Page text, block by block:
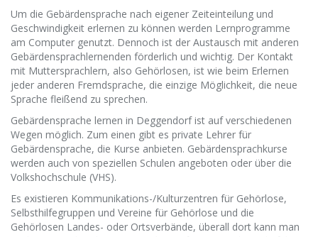
Um die Gebärdensprache nach eigener Zeiteinteilung und
Geschwindigkeit erlernen zu können werden Lernprogramme
am Computer genutzt. Dennoch ist der Austausch mit anderen
Gebärdensprachlernenden förderlich und wichtig. Der Kontakt
mit Muttersprachlern, also Gehörlosen, ist wie beim Erlernen
jeder anderen Fremdsprache, die einzige Möglichkeit, die neue
Sprache fleißend zu sprechen.
Gebärdensprache lernen in Deggendorf ist auf verschiedenen
Wegen möglich. Zum einen gibt es private Lehrer für
Gebärdensprache, die Kurse anbieten. Gebärdensprachkurse
werden auch von speziellen Schulen angeboten oder über die
Volkshochschule (VHS).
Es existieren Kommunikations-/Kulturzentren für Gehörlose,
Selbsthilfegruppen und Vereine für Gehörlose und die
Gehörlosen Landes- oder Ortsverbände, überall dort kann man